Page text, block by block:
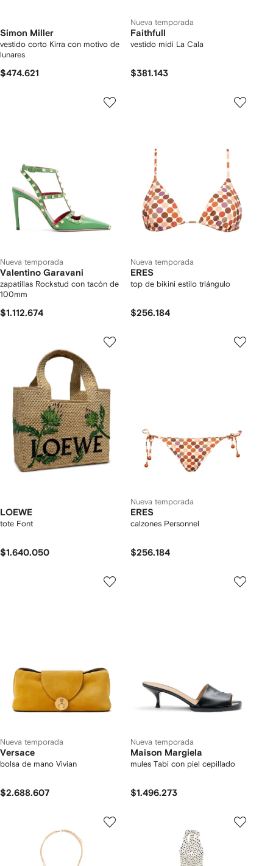
Simon Miller
vestido corto Kirra con motivo de
lunares
$474.621
Nueva temporada
Faithfull
vestido midi La Cala
$381.143
Nueva temporada
Valentino Garavani
zapatillas Rockstud con tacón de
100mm
$1.112.674
Nueva temporada
ERES
top de bikini estilo triángulo
$256.184
LOEWE
tote Font
$1.640.050
Nueva temporada
ERES
calzones Personnel
$256.184
Nueva temporada
Versace
bolsa de mano Vivian
$2.688.607
Nueva temporada
Maison Margiela
mules Tabi con piel cepillado
$1.496.273